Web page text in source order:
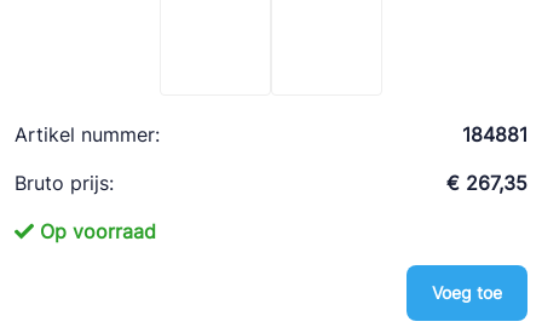
Artikel nummer:
184881
Bruto prijs:
€ 267,35
Op voorraad
Voeg toe